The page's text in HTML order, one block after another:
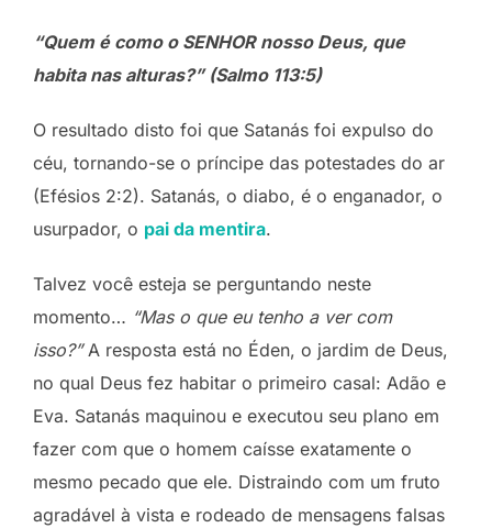
“Quem é como o SENHOR nosso Deus, que
habita nas alturas?” (Salmo 113:5)
O resultado disto foi que Satanás foi expulso do
céu, tornando-se o príncipe das potestades do ar
(Efésios 2:2). Satanás, o diabo, é o enganador, o
usurpador, o pai da mentira.
Talvez você esteja se perguntando neste
momento… “Mas o que eu tenho a ver com
isso?” A resposta está no Éden, o jardim de Deus,
no qual Deus fez habitar o primeiro casal: Adão e
Eva. Satanás maquinou e executou seu plano em
fazer com que o homem caísse exatamente o
mesmo pecado que ele. Distraindo com um fruto
agradável à vista e rodeado de mensagens falsas